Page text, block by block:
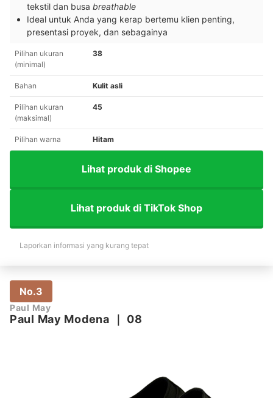
tekstil dan busa breathable
Ideal untuk Anda yang kerap bertemu klien penting,
presentasi proyek, dan sebagainya
Pilihan ukuran
(minimal)
38
Bahan Kulit asli
Pilihan ukuran
(maksimal)
45
Pilihan warna Hitam
Lihat produk di Shopee
Lihat produk di TikTok Shop
Laporkan informasi yang kurang tepat
No.3
Paul May
Paul May Modena 08